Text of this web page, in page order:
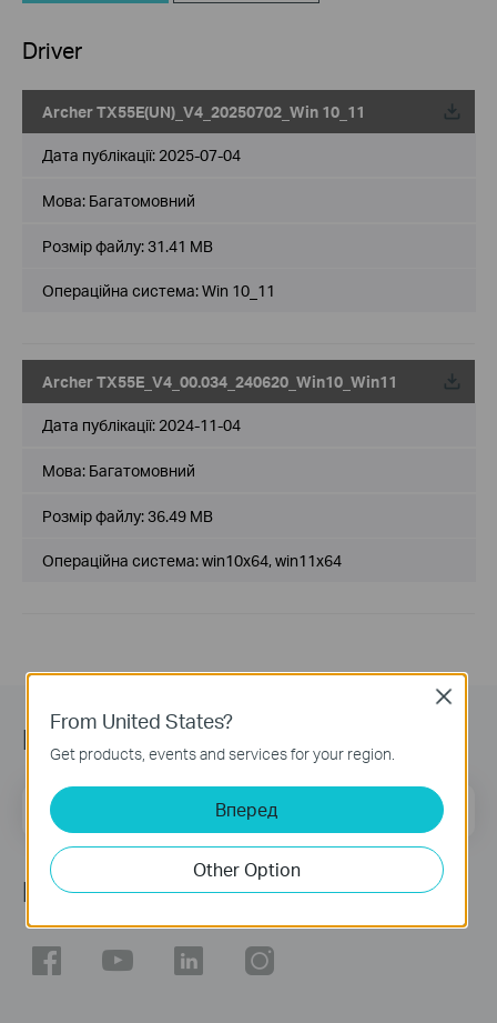
Driver
Archer TX55E(UN)_V4_20250702_Win 10_11
Дата публікації: 2025-07-04
Мова: Багатомовний
Розмір файлу:31.41 MB
Операційна система: Win 10_11
Archer TX55E_V4_00.034_240620_Win10_Win11
Дата публікації: 2024-11-04
Мова: Багатомовний
Розмір файлу:36.49 MB
Операційна система: win10x64, win11x64
Підписатись на розсилку
Email Address Sign Up
Ми в соцмережах
From United States?
Get products, events and services for your region.
Вперед
Other Option
Close